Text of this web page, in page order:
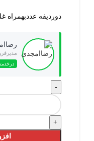
دوردیفه عددبهمراه